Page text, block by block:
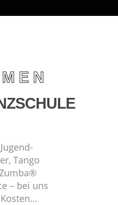
Tango
– bei uns